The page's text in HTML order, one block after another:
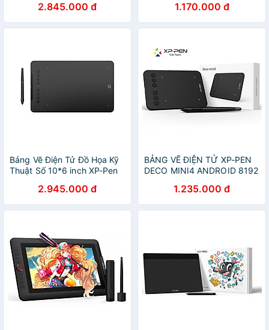
(KÈM GĂNG TAY HỌA SĨ VÀ
MIẾNG FILM BẢO VỆ) -
HÀNG CHÍNH HÃNG
2.845.000 đ
Tên Điện Tử - Hàng Chính
Hãng
1.170.000 đ
Bảng Vẽ Điện Tử Đồ Họa Kỹ
Thuật Số 10*6 inch XP-Pen
2.945.000 đ
BẢNG VẼ ĐIỆN TỬ XP-PEN
DECO MINI4 ANDROID 8192
VẼ KHÔNG SẠC P05D -
HÀNG CHÍNH HÃNG
1.235.000 đ